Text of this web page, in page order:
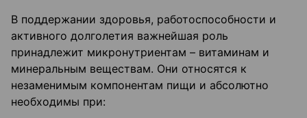
В поддержании здоровья, работоспособности и
активного долголетия важнейшая роль
принадлежит микронутриентам – витаминам и
минеральным веществам. Они относятся к
незаменимым компонентам пищи и абсолютно
необходимы при: